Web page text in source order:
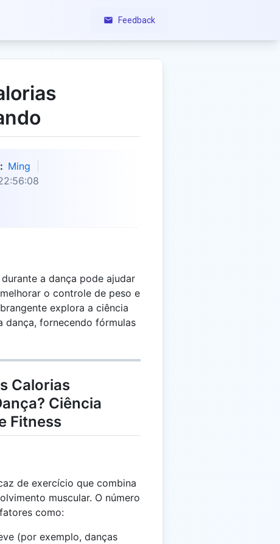
Feedback
Ming
a dança pode ajudar
o controle de peso e
explora a ciência
fornecendo fórmulas
Calorias
Ciência
Fitness
de exercício que combina
muscular. O número
como:
(por exemplo, danças